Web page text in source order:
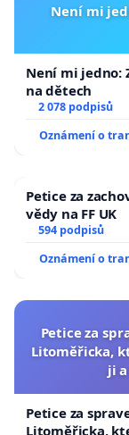
Není mi
Není mi jedno:
na dětech
2 078 podpisů
Oznámení o
Petice za
vědy na FF UK
594 podpisů
Oznámení o
Petice za
Litoměřicka,
ji
Petice za
Litoměřicka,